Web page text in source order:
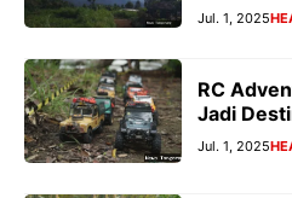
Jul. 1, 2025
RC
Jadi
Jul. 1, 2025